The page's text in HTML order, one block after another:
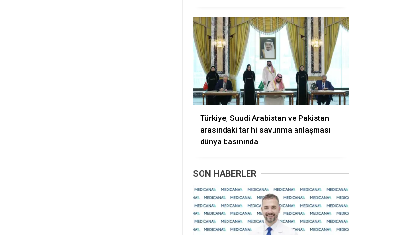
Türkiye, Suudi Arabistan ve Pakistan
arasındaki tarihi savunma anlaşması
dünya basınında
SON HABERLER